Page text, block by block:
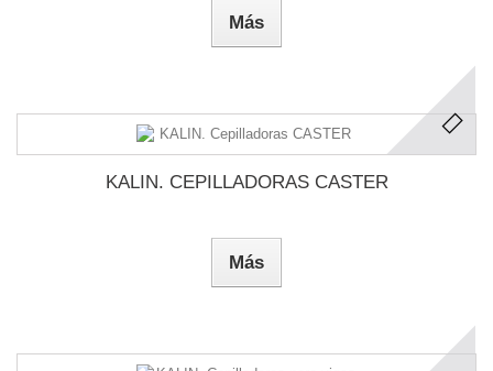
Más
KALIN. CEPILLADORAS CASTER
Más